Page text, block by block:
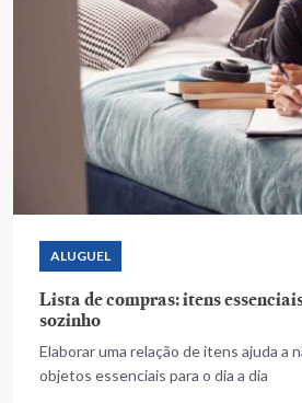
ALUGUEL
Lista de compras: itens
sozinho
Elaborar uma relação de itens ajuda a
objetos essenciais para o dia a dia